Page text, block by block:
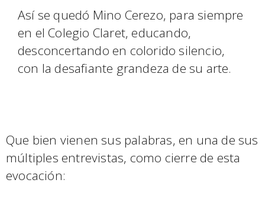
Así se quedó Mino Cerezo, para siempre
en el Colegio Claret, educando,
desconcertando en colorido silencio,
con la desafiante grandeza de su arte.
Que bien vienen sus palabras, en una de sus
múltiples entrevistas, como cierre de esta
evocación: